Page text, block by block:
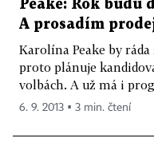
Peake: Rok budu
A prosadím
Karolína Peake by
proto plánuje
volbách. A už má i
6. 9. 2013 ▪ 3 min. čtení